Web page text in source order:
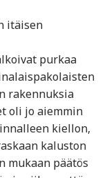
itäisen
purkaa
rakennuksia
oli jo aiemmin
kiellon,
kaluston
mukaan päätös